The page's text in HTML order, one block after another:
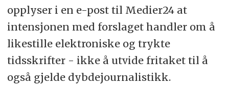
opplyser i en e-post til Medier24 at
intensjonen med forslaget handler om å
likestille elektroniske og trykte
tidsskrifter - ikke å utvide fritaket til å
også gjelde dybdejournalistikk.